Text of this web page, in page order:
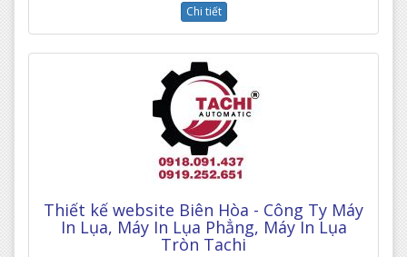
Chi tiết
Thiết kế website Biên Hòa - Công Ty Máy
In Lụa, Máy In Lụa Phẳng, Máy In Lụa
Tròn Tachi